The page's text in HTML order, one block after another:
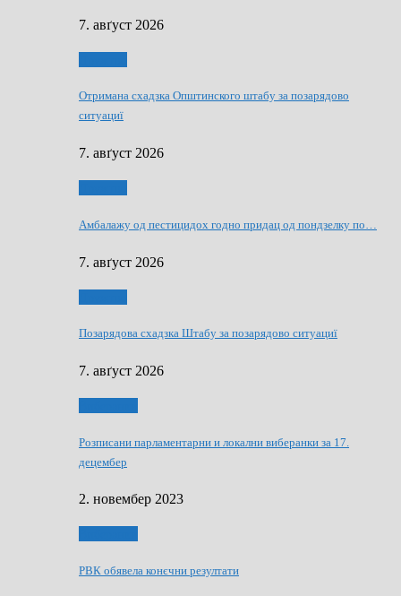
7. авґуст 2026
Отримана схадзка Општинского штабу за позарядово
ситуациї
7. авґуст 2026
Амбалажу од пестицидох годно придац од пондзелку по…
7. авґуст 2026
Позарядова схадзка Штабу за позарядово ситуациї
7. авґуст 2026
Розписани парламентарни и локални виберанки за 17.
децембер
2. новембер 2023
РВК обявела конєчни резултати